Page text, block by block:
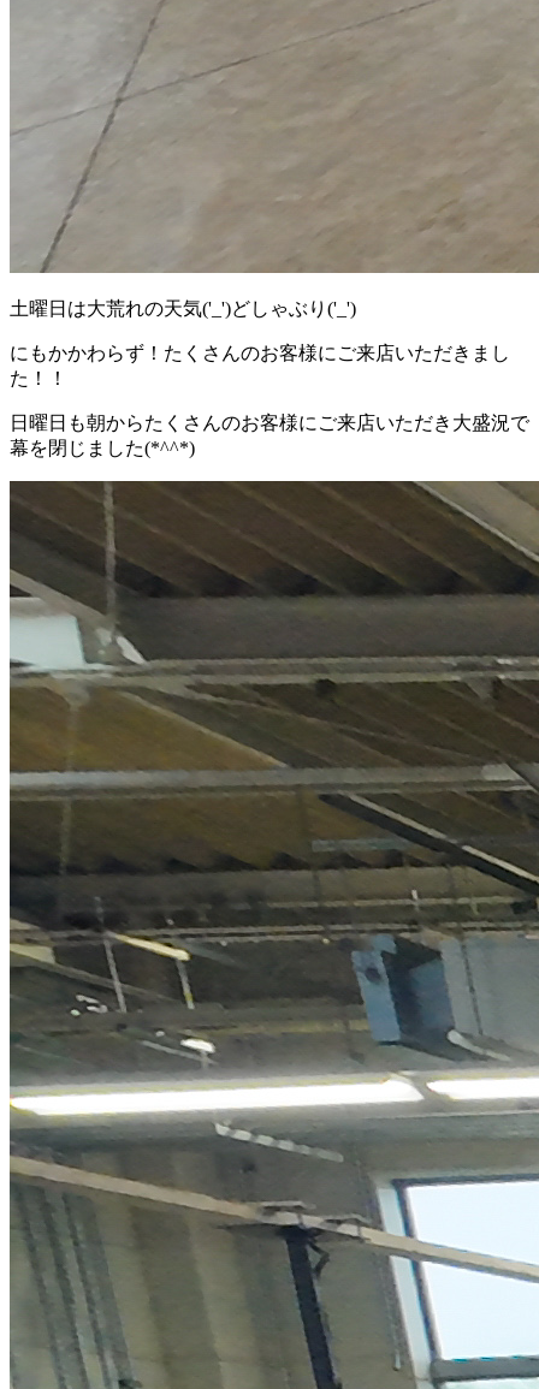
土曜日は大荒れの天気('_')どしゃぶり('_')
にもかかわらず！たくさんのお客様にご来店いただきまし
た！！
日曜日も朝からたくさんのお客様にご来店いただき大盛況で
幕を閉じました(*^^*)